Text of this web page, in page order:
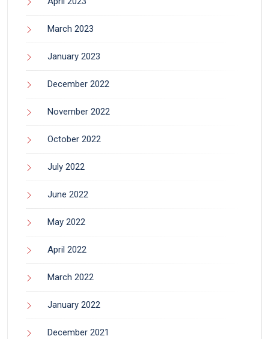
March 2023
January 2023
December 2022
November 2022
October 2022
July 2022
June 2022
May 2022
April 2022
March 2022
January 2022
December 2021